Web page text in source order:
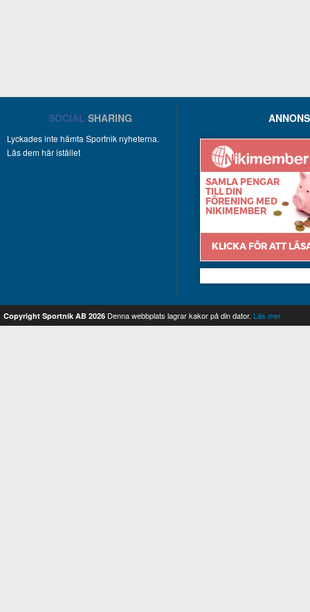
SOCIAL SHARING
Lyckades inte hämta Sportnik nyheterna.
Läs dem här istället
Copyright Sportnik AB 2026 Denna webbplats lagrar kakor på din dator. Läs mer